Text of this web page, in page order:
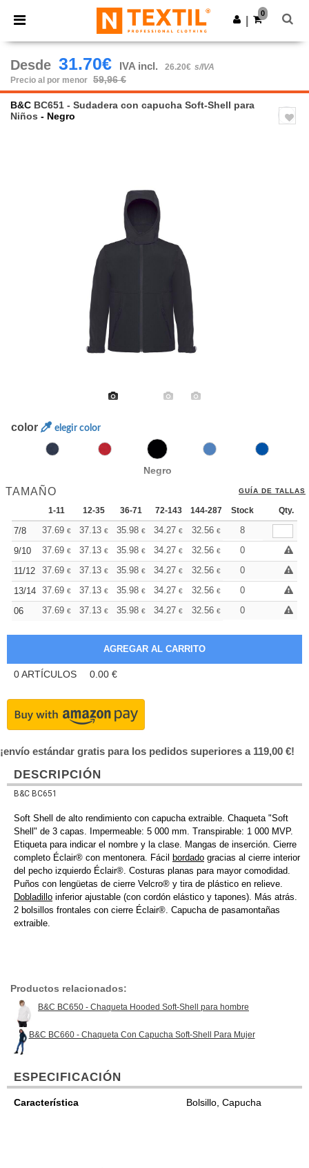
× App de Ntextil
¡Mejores precios en app!
Descargar app
0
Desde 31.70€ IVA incl. 26.20€ s/IVA
Precio al por menor 59,96 €
B&C BC651 - Sudadera con capucha Soft-Shell para
Niños - Negro
color elegir color
Negro
TAMAÑO GUÍA DE TALLAS
1-11 12-35 36-71 72-143 144-287 288 + Más
Stock Qty.
7/8 37.69 € 37.13 € 35.98 € 34.27 € 32.56 € 31.70
8
9/10
37.69 € 37.13 € 35.98 € 34.27 € 32.56 € 31.70
0
11/12
37.69 € 37.13 € 35.98 € 34.27 € 32.56 € 31.70
0
13/14 37.69 € 37.13 € 35.98 € 34.27 € 32.56 € 31.70
0
06
37.69 € 37.13 € 35.98 € 34.27 € 32.56 € 31.70
0
0ARTÍCULOS 0.00 €
¡envío estándar gratis para los pedidos superiores a 119,00 €!
DESCRIPCIÓN
B&C BC651
Soft Shell de alto rendimiento con capucha extraible. Chaqueta "Soft
Shell" de 3 capas. Impermeable: 5 000 mm. Transpirable: 1 000 MVP.
Etiqueta para indicar el nombre y la clase. Mangas de inserción. Cierre
completo Éclair® con mentonera. Fácil
bordado gracias al cierre interior
del pecho izquierdo Éclair®. Costuras planas para mayor comodidad.
Puños con lengüetas de cierre Velcro® y tira de plástico en relieve.
Dobladillo inferior ajustable (con cordón elástico y tapones). Más atrás.
2 bolsillos frontales con cierre Éclair®. Capucha de pasamontañas
extraible.
Productos relacionados:
B&C BC650 - Chaqueta Hooded Soft-Shell para hombre
B&C BC660 - Chaqueta Con Capucha Soft-Shell Para Mujer
ESPECIFICACIÓN
Característica Bolsillo, Capucha